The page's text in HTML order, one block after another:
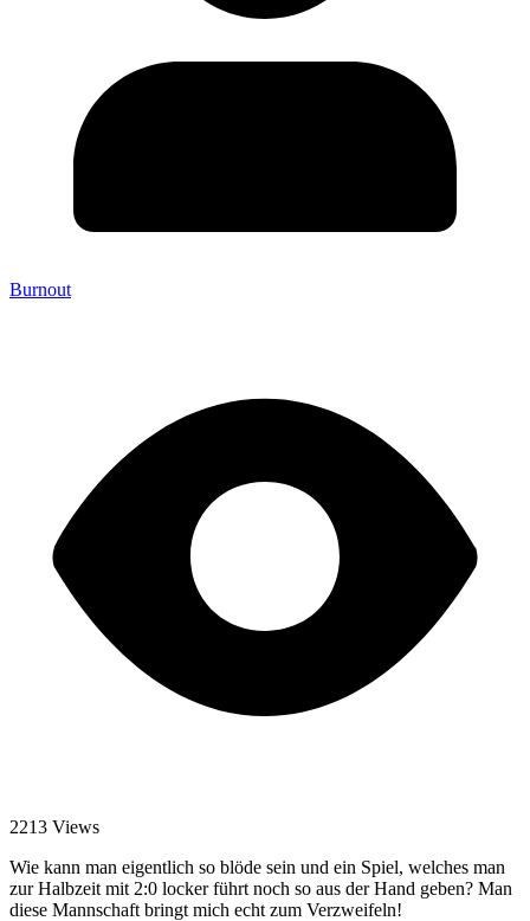
Burnout
2213 Views
Wie kann man eigentlich so blöde sein und ein Spiel, welches man
zur Halbzeit mit 2:0 locker führt noch so aus der Hand geben? Man
diese Mannschaft bringt mich echt zum Verzweifeln!